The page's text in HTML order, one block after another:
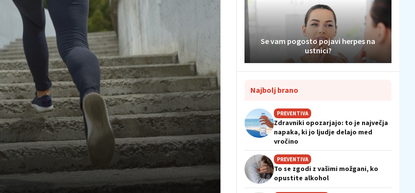
Se vam pogosto pojavi herpes na
ustnici?
Najbolj brano
PREVENTIVA
Zdravniki opozarjajo: to je največja
napaka, ki jo ljudje delajo med
vročino
PREVENTIVA
To se zgodi z vašimi možgani, ko
opustite alkohol